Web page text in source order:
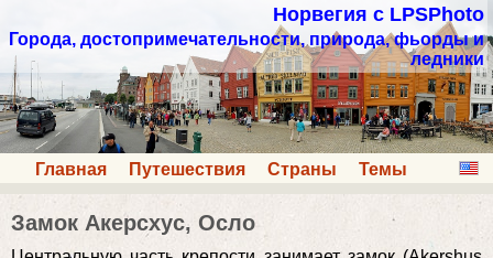
Норвегия с LPSPhoto
Города, достопримечательности, природа, фьорды и
ледники
Главная Путешествия Страны Темы
Замок Акерсхус, Осло